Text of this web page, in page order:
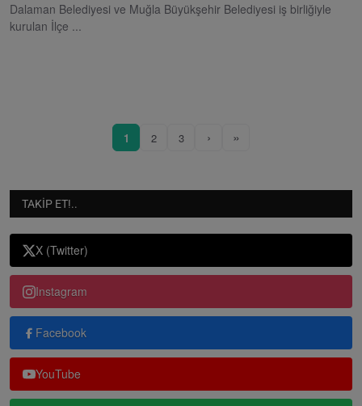
Dalaman Belediyesi ve Muğla Büyükşehir Belediyesi iş birliğiyle
kurulan İlçe ...
1 2 3 › »
TAKIP ET!..
X (Twitter)
Instagram
Facebook
YouTube